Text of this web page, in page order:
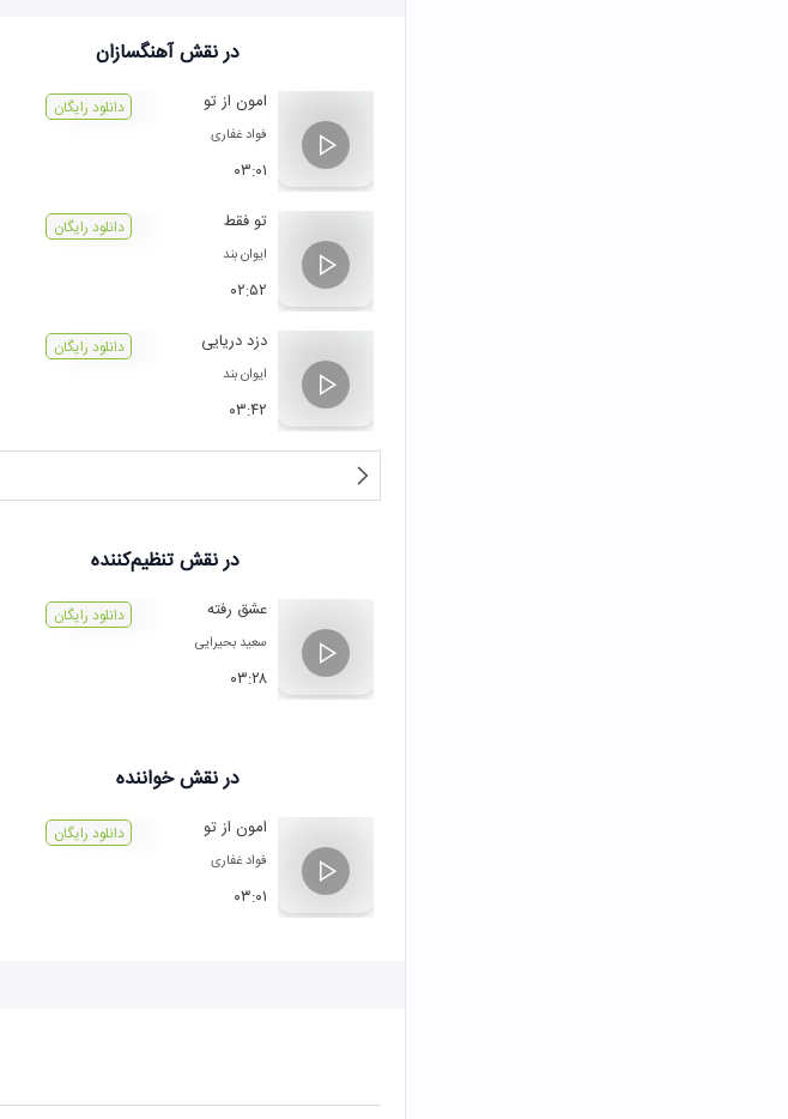
در نقشآهنگسازان
امون از تو
فواد غفاری
۰۳:۰۱
دانلود رایگان
تو فقط
ایوان بند
۰۲:۵۲
دانلود رایگان
دزد دریایی
ایوان بند
۰۳:۴۲
دانلود رایگان
در نقشتنظیم‌کننده
عشق رفته
سعید بحیرایی
۰۳:۲۸
دانلود رایگان
در نقشخواننده
امون از تو
فواد غفاری
۰۳:۰۱
دانلود رایگان